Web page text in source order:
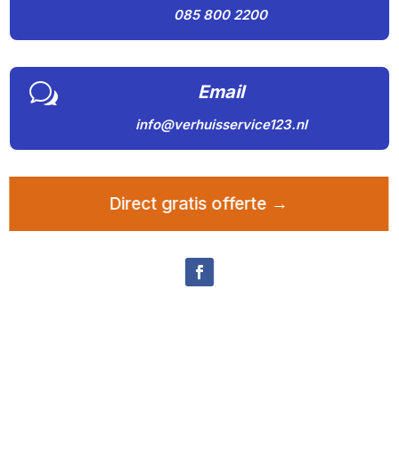
085 800 2200
w Email
info@verhuisservice123.nl
Direct gratis offerte →